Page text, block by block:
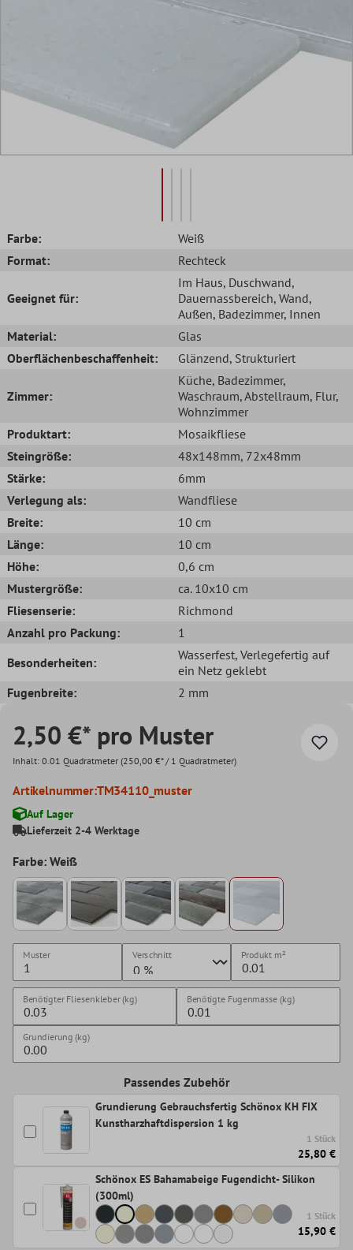
Farbe:
Weiß
Format:
Rechteck
Geeignet für:
Im Haus, Duschwand,
Dauernassbereich, Wand,
Außen, Badezimmer, Innen
Material:
Glas
Oberflächenbeschaffenheit:
Glänzend, Strukturiert
Zimmer:
Küche, Badezimmer,
Waschraum, Abstellraum, Flur,
Wohnzimmer
Produktart:
Mosaikfliese
Steingröße:
48x148mm, 72x48mm
Stärke:
6mm
Verlegung als:
Wandfliese
Breite:
10 cm
Länge:
10 cm
Höhe:
0,6 cm
Mustergröße:
ca. 10x10 cm
Fliesenserie:
Richmond
Anzahl pro Packung:
1
Besonderheiten:
Wasserfest, Verlegefertig auf
ein Netz geklebt
Fugenbreite:
2 mm
2,50 €* pro Muster
Inhalt: 0.01 Quadratmeter (250,00 €* / 1 Quadratmeter)
Artikelnummer:TM34110_muster
Auf Lager
Lieferzeit 2-4 Werktage
Farbe: Weiß
Muster Verschnitt Produkt m²
Benötigter Fliesenkleber (kg) Benötigte Fugenmasse (kg)
Grundierung (kg)
Passendes Zubehör
Grundierung Gebrauchsfertig Schönox KH FIX
Kunstharzhaftdispersion 1 kg
1 Stück
25,80 €
Schönox ES Bahamabeige Fugendicht- Silikon
(300ml)
1 Stück
15,90 €